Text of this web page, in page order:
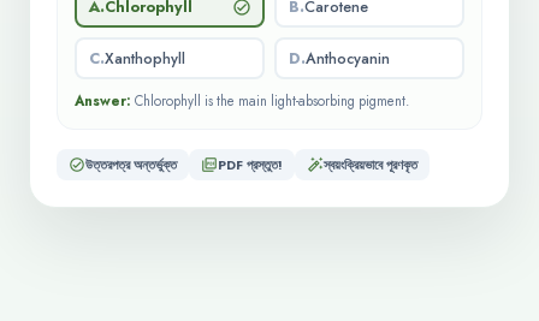
A.Chlorophyll check_circle B.Carotene
C.Xanthophyll D.Anthocyanin
Answer: Chlorophyll is the main light-absorbing pigment.
check_circleউত্তরপত্র অন্তর্ভুক্ত picture_as_pdfPDF প্রস্তুত! auto_fix_highস্বয়ংক্রিয়ভাবে পূরণকৃত